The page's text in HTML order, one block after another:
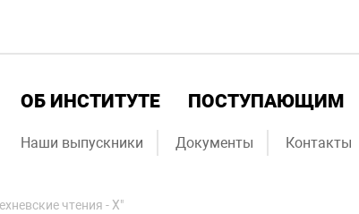
ОБ ИНСТИТУТЕ ПОСТУПАЮЩИМ
Наши выпускники Документы Контакты
чтения - X"